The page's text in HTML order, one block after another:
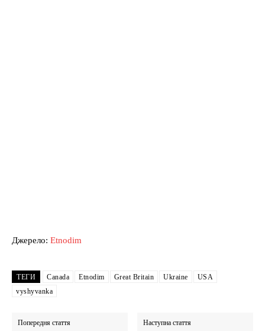
Джерело: Etnodim
ТЕГИ Canada Etnodim Great Britain Ukraine
USA
vyshyvanka
Попередня стаття Наступна стаття